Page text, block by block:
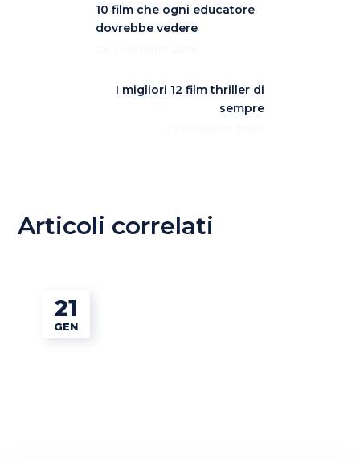
10 film che ogni educatore
dovrebbe vedere
I migliori 12 film thriller di
sempre
Articoli correlati
21
GEN